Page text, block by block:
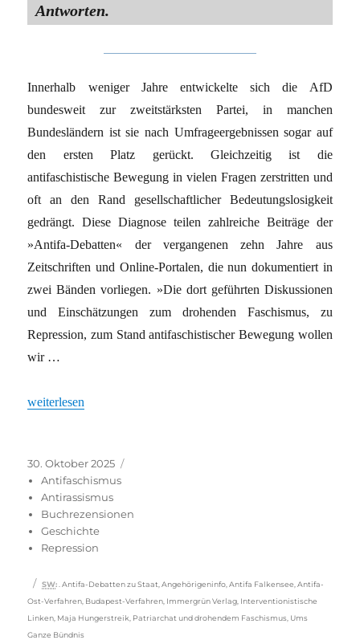
Antworten.
Innerhalb weniger Jahre entwickelte sich die AfD
bundesweit zur zweitstärksten Partei, in manchen
Bundesländern ist sie nach Umfrageergebnissen sogar auf
den ersten Platz gerückt. Gleichzeitig ist die
antifaschistische Bewegung in vielen Fragen zerstritten und
oft an den Rand gesellschaftlicher Bedeutungslosigkeit
gedrängt. Diese Diagnose teilen zahlreiche Beiträge der
»Antifa-Debatten« der vergangenen zehn Jahre aus
Zeitschriften und Online-Portalen, die nun dokumentiert in
zwei Bänden vorliegen. »Die dort geführten Diskussionen
und Einschätzungen zum drohenden Faschismus, zu
Repression, zum Stand antifaschistischer Bewegung wollen
wir …
„Zu klein und zerstritten“
weiterlesen
Veröffentlicht
am
30. Oktober 2025
Antifaschismus
Antirassismus
Buchrezensionen
Geschichte
Repression
Schlagwörter
SW: . Antifa-Debatten zu Staat ,Angehörigeninfo ,Antifa Falkensee ,Antifa-
Ost-Verfahren Budapest-Verfahren Immergrün Verlag Interventionistische
Linken Maja Hungerstreik Patriarchat und drohendem Faschismus Ums
Ganze Bündnis